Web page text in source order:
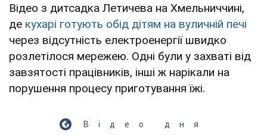
Відео з дитсадка Летичева на Хмельниччині,
де кухарі готують обід дітям на вуличній печі
через відсутність електроенергії швидко
розлетілося мережею. Одні були у захваті від
завзятості працівників, інші ж нарікали на
порушення процесу приготування їжі.
Відео дня